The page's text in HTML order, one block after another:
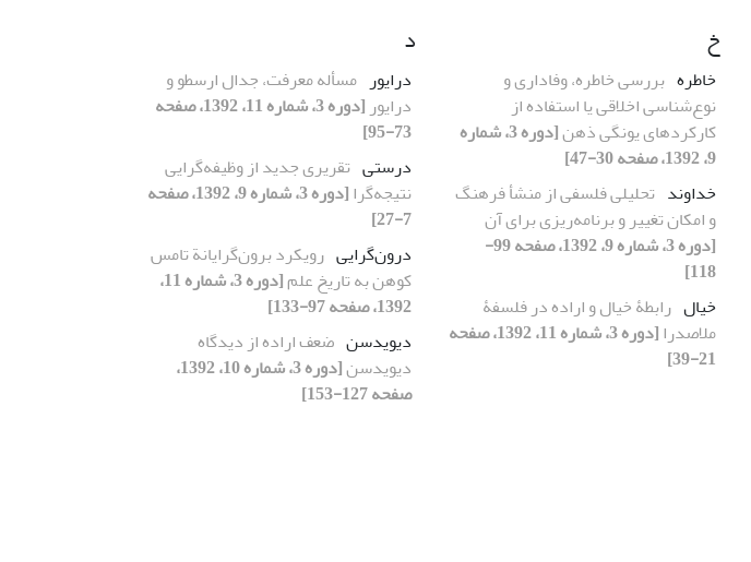
خ
خاطره بررسی خاطره، وفاداری و
نوع‌شناسی اخلاقی یا استفاده از
کارکردهای یونگی ذهن
[دوره 3، شماره
9، 1392، صفحه 30-47]
خداوند تحلیلی فلسفی از منشأ فرهنگ
و امکان تغییر و برنامه‌ریزی برای آن
[دوره 3، شماره 9، 1392، صفحه 99-
118]
خیال رابطۀ خیال و اراده در فلسفۀ
ملاصدرا
[دوره 3، شماره 11، 1392، صفحه
21-39]
د
درایور مسأله معرفت، جدال ارسطو و
درایور
[دوره 3، شماره 11، 1392، صفحه
73-95]
درستی تقریری جدید از وظیفه‌گرایی
نتیجه‌گرا
[دوره 3، شماره 9، 1392، صفحه
7-27]
درون‌گرایی رویکرد برون‌گرایانة تامس
کوهن به تاریخ علم
[دوره 3، شماره 11،
1392، صفحه 97-133]
دیویدسن ضعف اراده از دیدگاه
دیویدسن
[دوره 3، شماره 10، 1392،
صفحه 127-153]